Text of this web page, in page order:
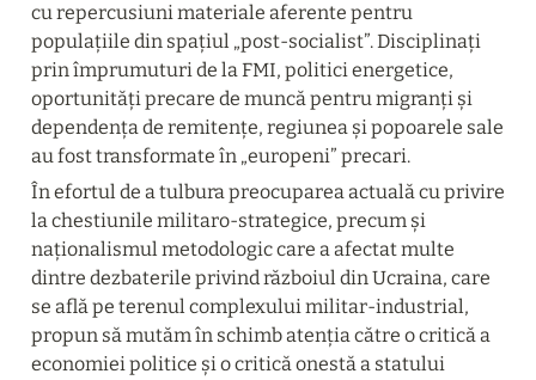
cu repercusiuni materiale aferente pentru
populațiile din spațiul „post-socialist”. Disciplinați
prin împrumuturi de la FMI, politici energetice,
oportunități precare de muncă pentru migranți și
dependența de remitențe, regiunea și popoarele sale
au fost transformate în „europeni” precari.
În efortul de a tulbura preocuparea actuală cu privire
la chestiunile militaro-strategice, precum și
naționalismul metodologic care a afectat multe
dintre dezbaterile privind războiul din Ucraina, care
se află pe terenul complexului militar-industrial,
propun să mutăm în schimb atenția către o critică a
economiei politice și o critică onestă a statului